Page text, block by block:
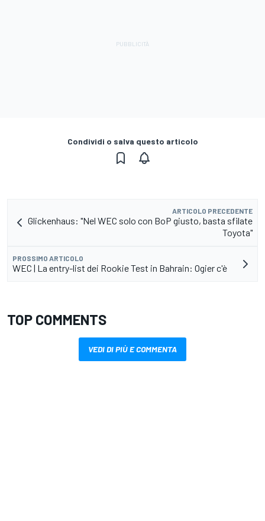
Condividi o salva questo articolo
ARTICOLO PRECEDENTE
Glickenhaus: "Nel WEC solo con BoP giusto, basta sfilate
Toyota"
PROSSIMO ARTICOLO
WEC | La entry-list dei Rookie Test in Bahrain: Ogier c'è
TOP COMMENTS
VEDI DI PIÙ E COMMENTA